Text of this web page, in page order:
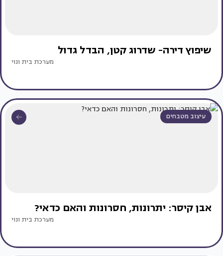
שיפוץ דירה- שדרוג קטן, הבדל גדול
מערכת בית ונוי
עיצוב מטבחים
אבן קיסר: יתרונות, חסרונות והאם כדאי?
מערכת בית ונוי